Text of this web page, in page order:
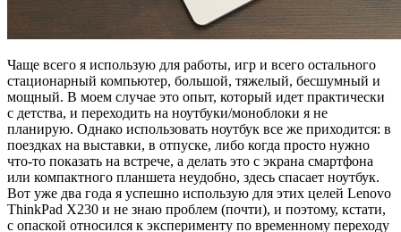
Чаще всего я использую для работы, игр и всего остального
стационарный компьютер, большой, тяжелый, бесшумный и
мощный. В моем случае это опыт, который идет практически
с детства, и переходить на ноутбуки/моноблоки я не
планирую. Однако использовать ноутбук все же приходится: в
поездках на выставки, в отпуске, либо когда просто нужно
что-то показать на встрече, а делать это с экрана смартфона
или компактного планшета неудобно, здесь спасает ноутбук.
Вот уже два года я успешно использую для этих целей Lenovo
ThinkPad X230 и не знаю проблем (почти), и поэтому, кстати,
с опаской относился к эксперименту по временному переходу